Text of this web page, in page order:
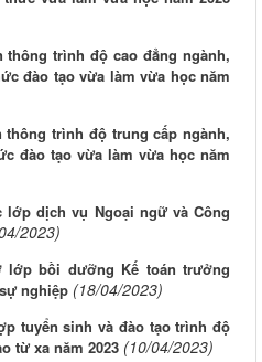
trình độ cao đẳng ngành,
đào tạo vừa làm vừa học năm
trình độ trung cấp ngành,
đào tạo vừa làm vừa học năm
lớp dịch vụ Ngoại ngữ và Công
2023)
lớp bồi dưỡng Kế toán trưởng
nghiệp (18/04/2023)
tuyển sinh và đào tạo trình độ
từ xa năm 2023 (10/04/2023)